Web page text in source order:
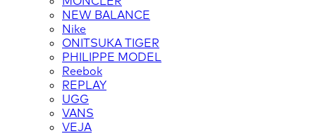
NEW BALANCE
Nike
ONITSUKA TIGER
PHILIPPE MODEL
Reebok
REPLAY
UGG
VANS
VEJA